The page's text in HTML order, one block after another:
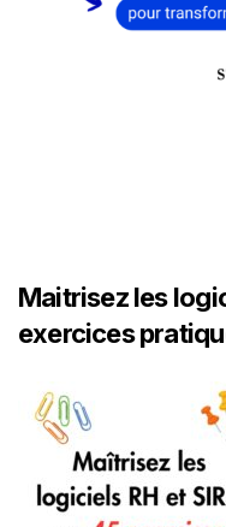
Maitrisez les
exercices